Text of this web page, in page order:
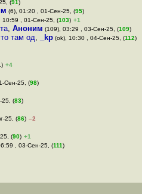
(91)
(6), 01:20 , 01-Сен-25, (95)
10:59 , 01-Сен-25, (103) +1
, Аноним (109), 03:29 , 03-Сен-25, (109)
там од, _kp (ok), 10:30 , 04-Сен-25, (112)
+4
Сен-25, (98)
25, (83)
25, (86) –2
(90) +1
, 03-Сен-25, (111)